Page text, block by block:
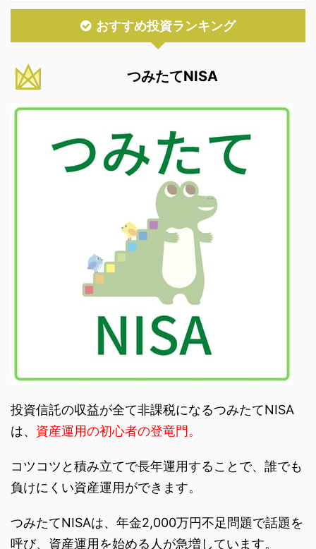
おすすめ投資ランキング
つみたてNISA
投資信託の収益が全て非課税になるつみたてNISA
は、 資産運用の初心者の登竜門。
コツコツと積み立てで長年運用することで、誰でも
負けにくい資産運用ができます。
つみたてNISAは、年金2,000万円不足問題で話題を
呼び、資産運用を始める人が急増しています。